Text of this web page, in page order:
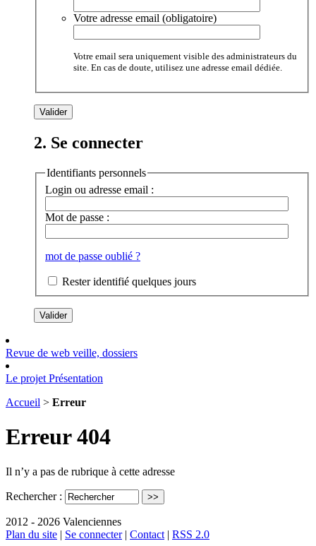
Votre adresse email (obligatoire)
Votre email sera uniquement visible des administrateurs du
site. En cas de doute, utilisez une adresse email dédiée.
2. Se connecter
Identifiants personnels
Login ou adresse email :
Mot de passe :
mot de passe oublié ?
Rester identifié quelques jours
Revue de web veille, dossiers
Le projet Présentation
Accueil > Erreur
Erreur 404
Il n’y a pas de rubrique à cette adresse
Rechercher :
2012 - 2026 Valenciennes
Plan du site | Se connecter| Contact | RSS 2.0